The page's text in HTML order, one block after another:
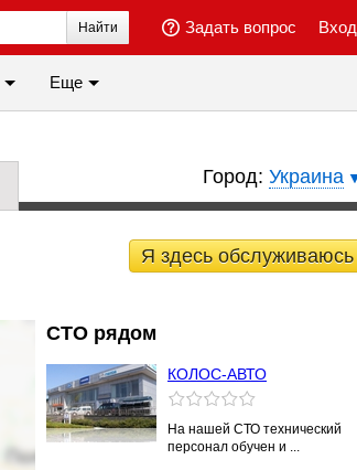
Вход
Задать вопрос
Найти
Еще
Город: Украина
Я здесь обслуживаюсь
СТО рядом
КОЛОС-АВТО
На нашей СТО технический
персонал обучен и ...